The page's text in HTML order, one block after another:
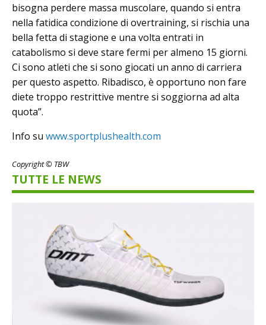
bisogna perdere massa muscolare, quando si entra
nella fatidica condizione di overtraining, si rischia una
bella fetta di stagione e una volta entrati in
catabolismo si deve stare fermi per almeno 15 giorni.
Ci sono atleti che si sono giocati un anno di carriera
per questo aspetto. Ribadisco, è opportuno non fare
diete troppo restrittive mentre si soggiorna ad alta
quota”.
Info su www.sportplushealth.com
Copyright © TBW
TUTTE LE NEWS